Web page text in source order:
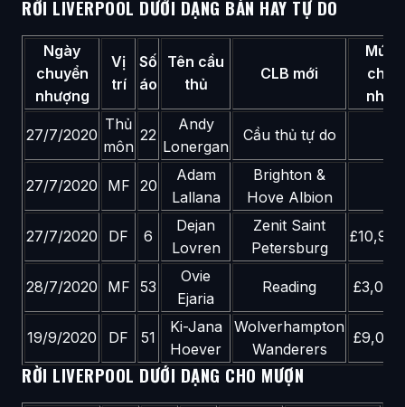
RỜI LIVERPOOL DƯỚI DẠNG BÁN HAY TỰ DO
Ngày
chuyển
nhượng
Vị
trí
Số
áo
Tên cầu
thủ
CLB mới
Mức
27/7/2020
Thủ
môn
22
Andy
Lonergan
Cầu thủ tự do
27/7/2020 MF 20
Adam
Lallana
Brighton &
Hove Albion
27/7/2020 DF 6
Dejan
Lovren
Zenit Saint
Petersburg
28/7/2020 MF 53
Ovie
Ejaria
Reading
19/9/2020 DF 51
Ki-Jana
Hoever
Wolverhampton
Wanderers
RỜI LIVERPOOL DƯỚI DẠNG CHO MƯỢN